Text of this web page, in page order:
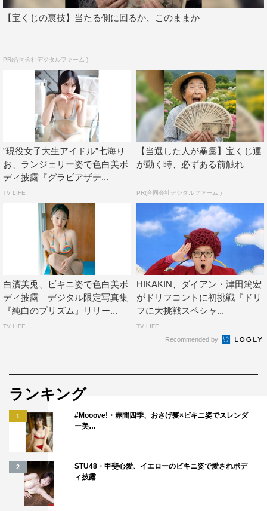
【宝くじの裏技】当たる側に回るか、このままか
PR(合同会社デジタルファーム )
”現役女子大生アイドル”七海り
お、ランジェリー姿で色白美ボ
ディ披露『グラビアザテ...
TV LIFE
【当選した人が暴露】宝くじ運
が動く時、必ずある前触れ
PR(合同会社デジタルファーム )
白濱美兎、ビキニ姿で色白美ボ
ディ披露 デジタル限定写真集
『純白のプリズム』リリー...
TV LIFE
HIKAKIN、ダイアン・津田篤宏
がドリフコントに初挑戦『ドリ
フに大挑戦スペシャ...
TV LIFE
Recommended by
ランキング
1
#Mooove!・赤間四季、おさげ髪×ビキニ姿でスレンダ
ー美…
2
STU48・甲斐心愛、イエローのビキニ姿で愛されボデ
ィ披露